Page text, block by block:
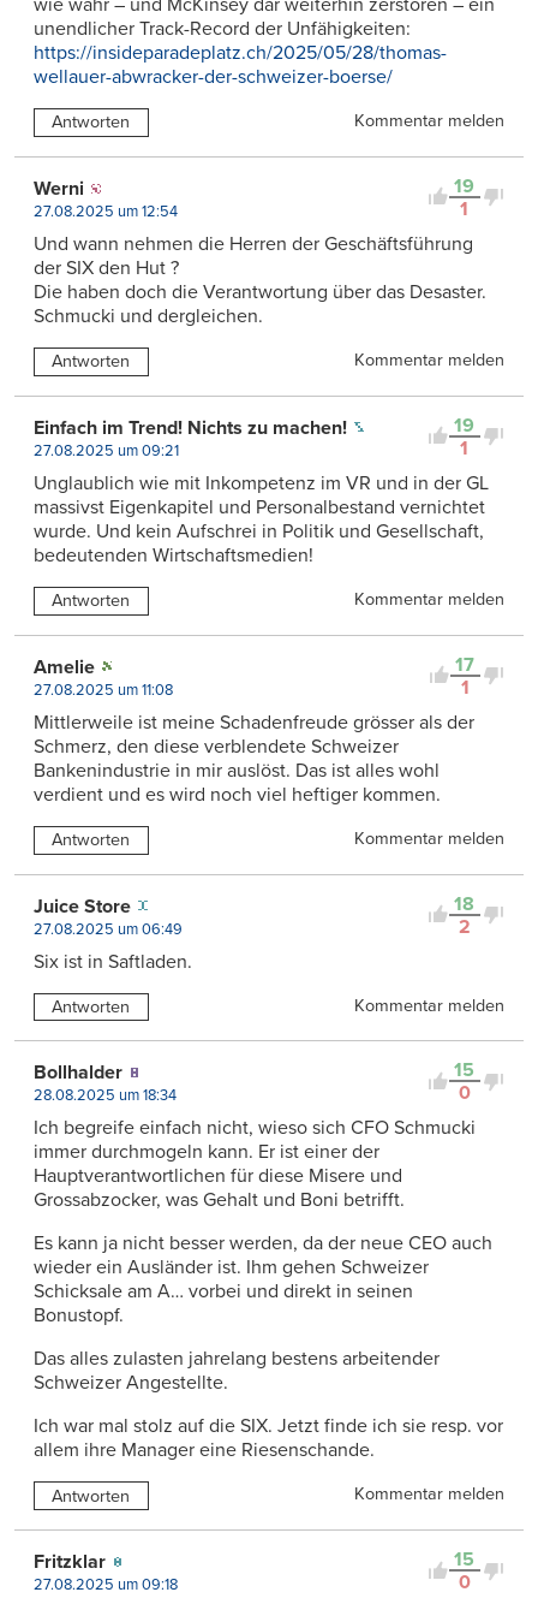
wie wahr – und McKinsey dar weiterhin zerstören – ein
unendlicher Track-Record der Unfähigkeiten:
https://insideparadeplatz.ch/2025/05/28/thomas-
wellauer-abwracker-der-schweizer-boerse/
Antworten Kommentar melden
19
1
Werni
27.08.2025 um 12:54
Und wann nehmen die Herren der Geschäftsführung
der SIX den Hut ?
Die haben doch die Verantwortung über das Desaster.
Schmucki und dergleichen.
Antworten Kommentar melden
19
1
Einfach im Trend! Nichts zu machen!
27.08.2025 um 09:21
Unglaublich wie mit Inkompetenz im VR und in der GL
massivst Eigenkapitel und Personalbestand vernichtet
wurde. Und kein Aufschrei in Politik und Gesellschaft,
bedeutenden Wirtschaftsmedien!
Antworten Kommentar melden
17
1
Amelie
27.08.2025 um 11:08
Mittlerweile ist meine Schadenfreude grösser als der
Schmerz, den diese verblendete Schweizer
Bankenindustrie in mir auslöst. Das ist alles wohl
verdient und es wird noch viel heftiger kommen.
Antworten Kommentar melden
18
2
Juice Store
27.08.2025 um 06:49
Six ist in Saftladen.
Antworten Kommentar melden
15
0
Bollhalder
28.08.2025 um 18:34
Ich begreife einfach nicht, wieso sich CFO Schmucki
immer durchmogeln kann. Er ist einer der
Hauptverantwortlichen für diese Misere und
Grossabzocker, was Gehalt und Boni betrifft.
Es kann ja nicht besser werden, da der neue CEO auch
wieder ein Ausländer ist. Ihm gehen Schweizer
Schicksale am A… vorbei und direkt in seinen
Bonustopf.
Das alles zulasten jahrelang bestens arbeitender
Schweizer Angestellte.
Ich war mal stolz auf die SIX. Jetzt finde ich sie resp. vor
allem ihre Manager eine Riesenschande.
Antworten Kommentar melden
15
0
Fritzklar
27.08.2025 um 09:18